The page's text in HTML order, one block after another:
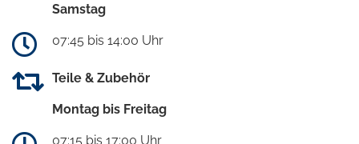
Samstag
07:45 bis 14:00 Uhr
Teile & Zubehör
Montag bis Freitag
07:15 bis 17:00 Uhr